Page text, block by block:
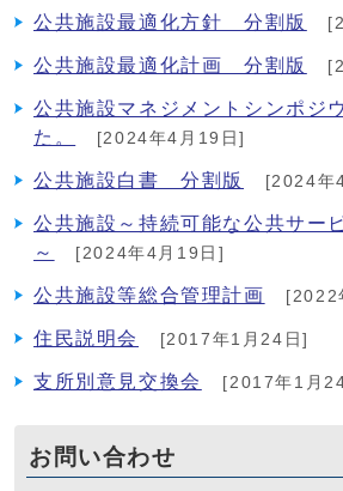
公共施設最適化方針 分割版
公共施設最適化計画 分割版
公共施設マネジメントシンポジ
た。
[2024年4月19日]
公共施設白書 分割版 [2024年
公共施設～持続可能な公共サー
～
[2024年4月19日]
公共施設等総合管理計画 [2022
住民説明会 [2017年1月24日]
支所別意見交換会 [2017年1月
お問い合わせ